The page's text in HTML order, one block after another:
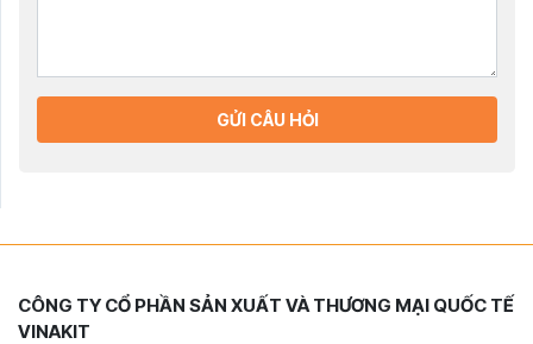
GỬI CÂU HỎI
CÔNG TY CỔ PHẦN SẢN XUẤT VÀ THƯƠNG MẠI QUỐC TẾ
VINAKIT